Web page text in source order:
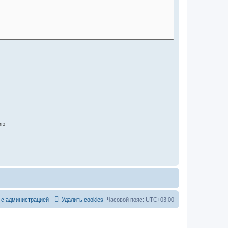
Часовой пояс: UTC+03:00
Удалить cookies
администрацией